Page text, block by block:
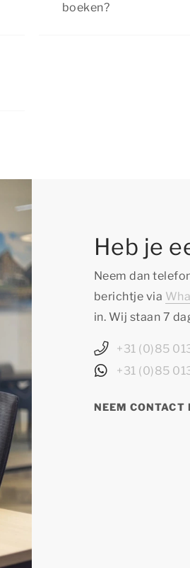
boeken?
Heb je
Neem dan
berichtje via
in. Wij staan 7
+31 (0)85
+31 (0)85
NEEM CONTACT